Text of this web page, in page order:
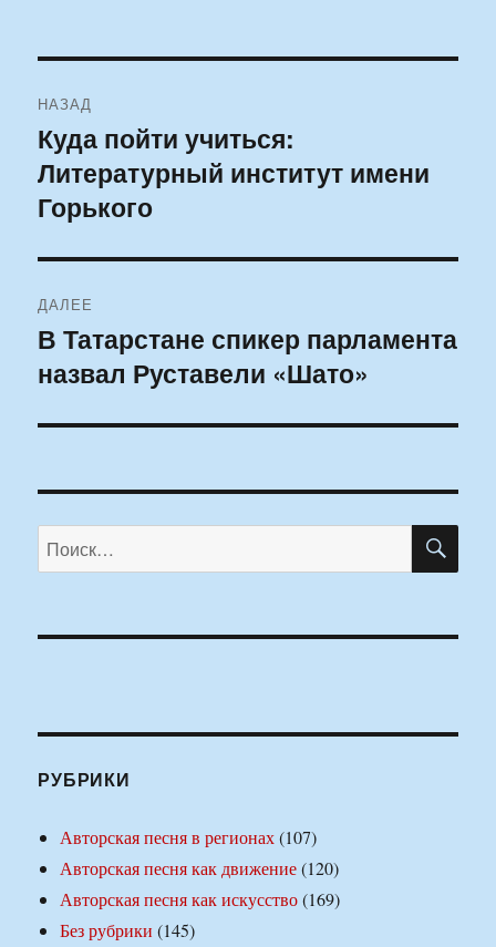
по
записям
НАЗАД
Предыдущая
запись:
Куда пойти учиться:
Литературный институт имени
Горького
ДАЛЕЕ
Следующая
запись:
В Татарстане спикер парламента
назвал Руставели «Шато»
Искать:
РУБРИКИ
Авторская песня в регионах(107)
Авторская песня как движение(120)
Авторская песня как искусство(169)
Без рубрики (145)